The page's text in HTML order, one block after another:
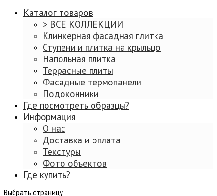
Каталог товаров
> ВСЕ КОЛЛЕКЦИИ
Клинкерная фасадная плитка
Ступени и плитка на крыльцо
Напольная плитка
Террасные плиты
Фасадные термопанели
Подоконники
Где посмотреть образцы?
Информация
О нас
Доставка и оплата
Текстуры
Фото объектов
Где купить?
Выбрать страницу